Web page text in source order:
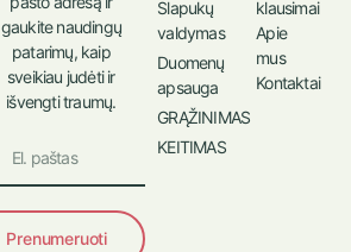
klausimai
Apie
mus
Kontaktai
Slapukų
valdymas
Duomenų
apsauga
GRĄŽINIMAS
KEITIMAS
gaukite naudingų
patarimų, kaip
sveikiau judėti ir
išvengti traumų.
Prenumeruoti